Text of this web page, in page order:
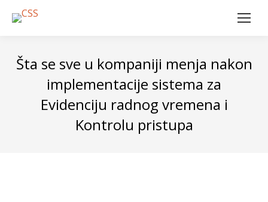
Šta se sve u kompaniji menja nakon
implementacije sistema za
Evidenciju radnog vremena i
Kontrolu pristupa